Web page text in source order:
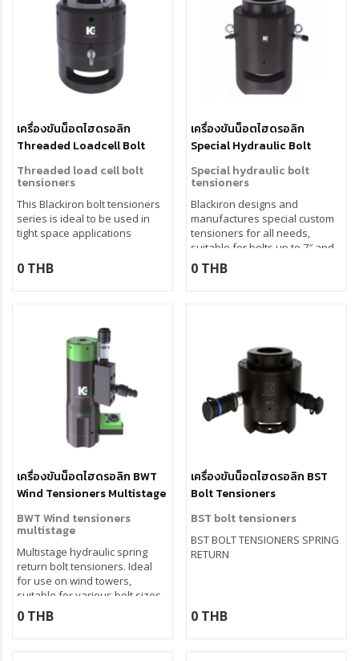
เครื่องขันน็อตไฮดรอลิก
Threaded Loadcell Bolt
Tensioners
Threaded load cell bolt
tensioners
This Blackiron bolt tensioners
series is ideal to be used in
tight space applications
0 THB
เครื่องขันน็อตไฮดรอลิก
Special Hydraulic Bolt
Tensioners
Special hydraulic bolt
tensioners
Blackiron designs and
manufactures special custom
tensioners for all needs,
suitable for bolts up to 7″ and
more.
0 THB
เครื่องขันน็อตไฮดรอลิก BWT
Wind Tensioners Multistage
BWT Wind tensioners
multistage
Multistage hydraulic spring
return bolt tensioners. Ideal
for use on wind towers,
suitable for various bolt sizes.
Operating pressure 1350 bar,
safety valve, limit switch
0 THB
เครื่องขันน็อตไฮดรอลิก BST
Bolt Tensioners
BST bolt tensioners
BST BOLT TENSIONERS SPRING
RETURN
0 THB